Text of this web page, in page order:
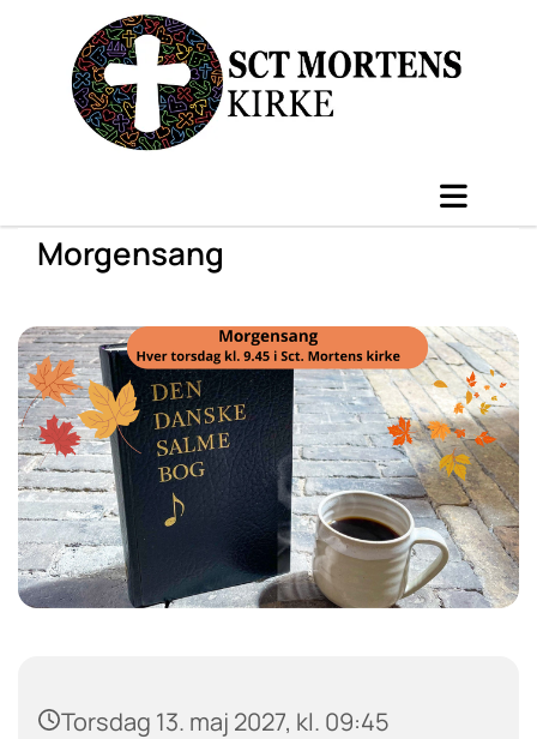
Morgensang
Torsdag 13. maj 2027, kl. 09:45